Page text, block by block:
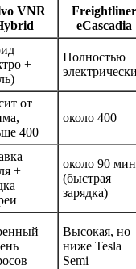
VNR
Freightliner
eCascadia
+
Полностью
от
400
около 400
+
около 90 мин
(быстрая
зарядка)
Высокая, но
ниже Tesla
Semi